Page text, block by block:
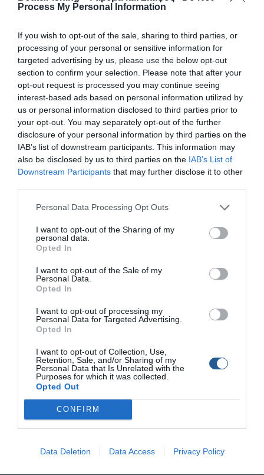
Process My Personal Information
If you wish to opt-out of the sale, sharing to third parties, or
processing of your personal or sensitive information for
targeted advertising by us, please use the below opt-out
section to confirm your selection. Please note that after your
opt-out request is processed you may continue seeing
interest-based ads based on personal information utilized by
us or personal information disclosed to third parties prior to
your opt-out. You may separately opt-out of the further
disclosure of your personal information by third parties on the
IAB’s list of downstream participants. This information may
also be disclosed by us to third parties on the IAB’s List of
Downstream Participants that may further disclose it to other
Personal Data Processing Opt Outs
I want to opt-out of the Sharing of my
personal data.
Opted In
I want to opt-out of the Sale of my
Personal Data.
Opted In
I want to opt-out of processing my
Personal Data for Targeted Advertising.
Opted In
I want to opt-out of Collection, Use,
Retention, Sale, and/or Sharing of my
Personal Data that Is Unrelated with the
Purposes for which it was collected.
Opted Out
CONFIRM
Data Deletion Data Access Privacy Policy
προσήχθησαν με την διαδικασία του αυτοφώρου και αφού
το Λιμεναρχείο Κορίνθου.
Τα κατασχεθέντα ρίφθηκαν στην ευρύτερη θαλάσσια
περιοχή.
ευρώ το κιλό αφού τα ακριβά εστιατόρια της Ασίας